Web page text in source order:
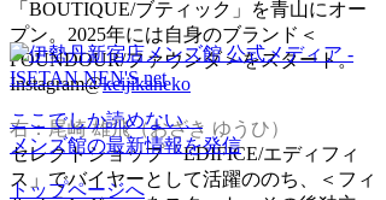
「BOUTIQUE/ブティック」を青山にオー
プン。2025年には自身のブランド＜
FOUNDOUR/ファウンダ＞をスタート。
Instagram@keijikaneko
右：尾崎 雄飛（おざき ゆうひ）
セレクトショップ「EDIFICE/エディフィ
ス」でバイヤーとして活躍ののち、＜フィ
ここでしか読めない、
メンズ館の最新情報を発信
トップページへ